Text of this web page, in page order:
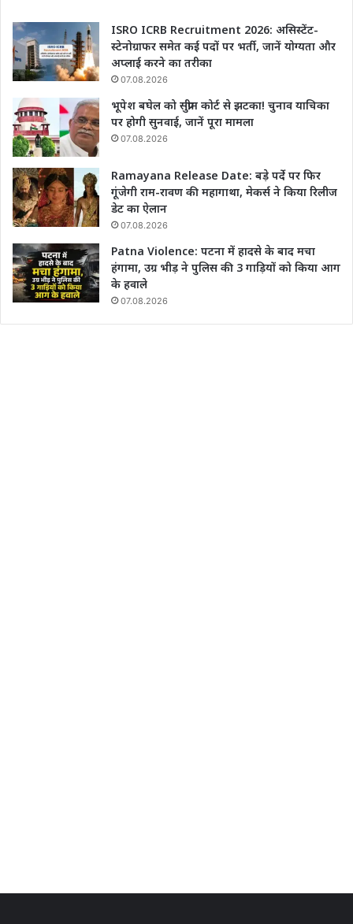
ISRO ICRB Recruitment 2026: असिस्टेंट-
स्टेनोग्राफर समेत कई पदों पर भर्ती, जानें योग्यता और
अप्लाई करने का तरीका
07.08.2026
भूपेश बघेल को सुप्रीम कोर्ट से झटका! चुनाव याचिका
पर होगी सुनवाई, जानें पूरा मामला
07.08.2026
Ramayana Release Date: बड़े पर्दे पर फिर
गूंजेगी राम-रावण की महागाथा, मेकर्स ने किया रिलीज
डेट का ऐलान
07.08.2026
Patna Violence: पटना में हादसे के बाद मचा
हंगामा, उग्र भीड़ ने पुलिस की 3 गाड़ियों को किया आग
के हवाले
07.08.2026